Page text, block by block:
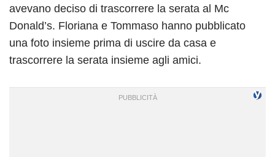
avevano deciso di trascorrere la serata al Mc
Donald’s. Floriana e Tommaso hanno pubblicato
una foto insieme prima di uscire da casa e
trascorrere la serata insieme agli amici.